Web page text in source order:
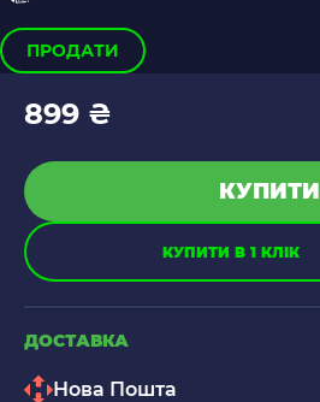
ПРОДАТИ
899 ₴
КУПИТИ
КУПИТИ В 1 КЛІК
ДОСТАВКА
Нова Пошта